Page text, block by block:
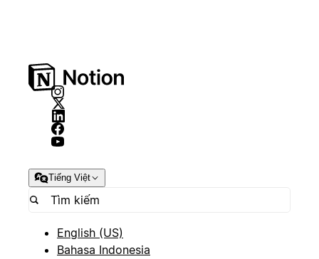
Tiếng Việt
English (US)
Bahasa Indonesia